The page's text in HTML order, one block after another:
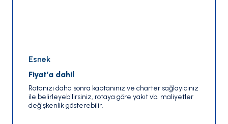
Esnek
Fiyat’a dahil
Rotanızı daha sonra kaptanınız ve charter sağlayıcınız
ile belirleyebilirsiniz, rotaya göre yakıt vb. maliyetler
değişkenlik gösterebilir.